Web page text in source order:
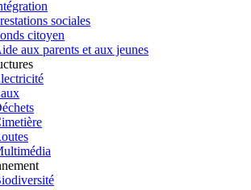
sociales
citoyen
aux parents et aux jeunes